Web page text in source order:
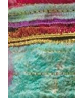
TOOLS
Blog